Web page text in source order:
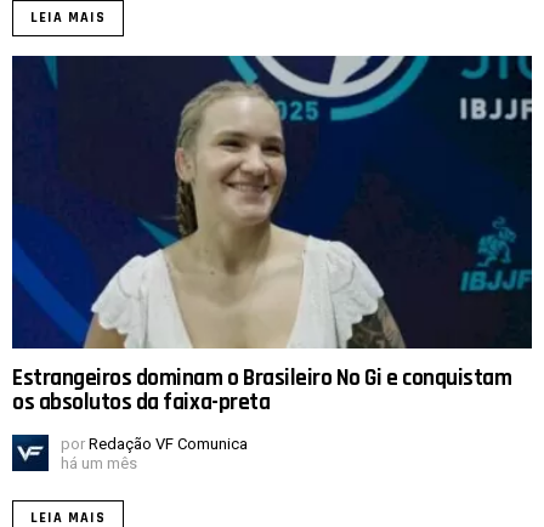
LEIA MAIS
Estrangeiros dominam o Brasileiro No Gi e conquistam
os absolutos da faixa-preta
por Redação VF Comunica
há um mês
LEIA MAIS